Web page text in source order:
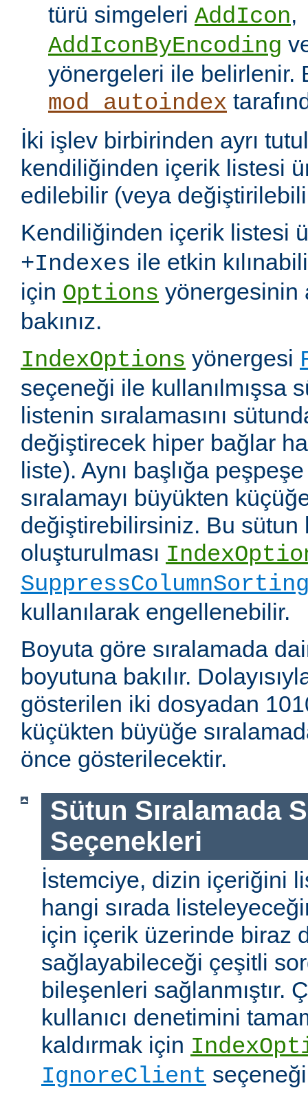
türü simgeleri AddIcon,
AddIconByEncoding
yönergeleri ile belirlenir.
mod_autoindex
İki işlev birbirinden ayrı
kendiliğinden içerik listesi
edilebilir (veya
Kendiliğinden içerik listesi
+Indexes ile etkin
için Options yönergesinin
bakınız.
IndexOptions yönergesi
seçeneği ile kullanılmışsa
listenin sıralamasını
değiştirecek hiper bağlar
liste). Aynı başlığa
sıralamayı büyükten
değiştirebilirsiniz. Bu sütun
oluşturulması
kullanılarak engellenebilir.
Boyuta göre sıralamada
boyutuna bakılır.
gösterilen iki dosyadan
küçükten büyüğe
önce gösterilecektir.
Sütun Sıralamada
Seçenekleri
İstemciye, dizin içeriğini
hangi sırada
için içerik üzerinde biraz
sağlayabileceği çeşitli
bileşenleri sağlanmıştır.
kullanıcı denetimini
kaldırmak için
IgnoreClient